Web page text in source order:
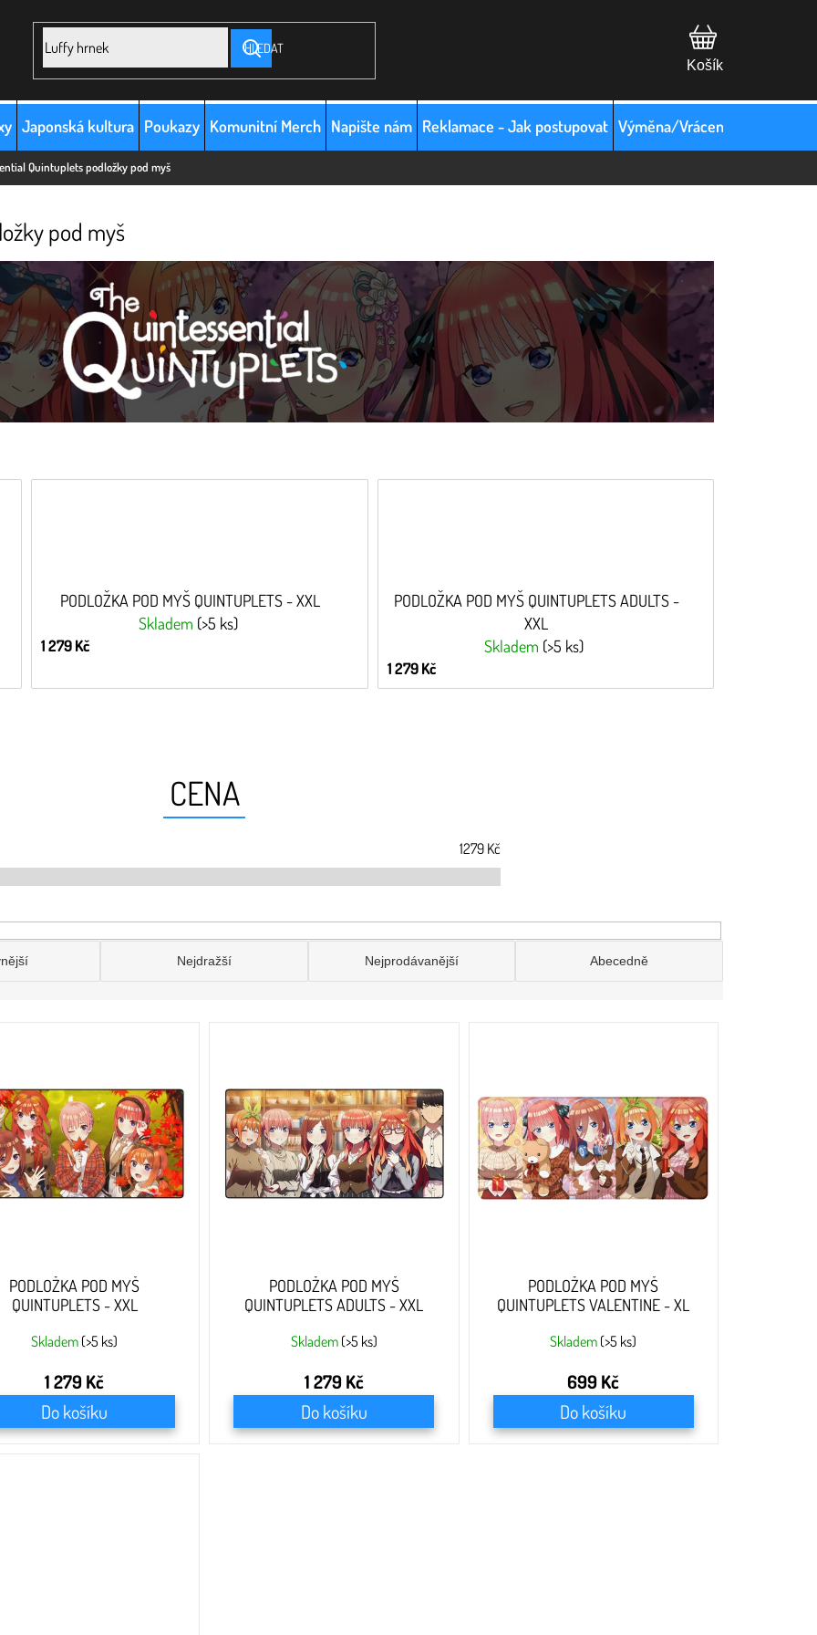
HLEDAT
Japonská kultura Poukazy Komunitní Merch Napište nám Reklamace - Jak postupovat Výměna/Vrácení zboží
Quintuplets podložky pod myš
pod myš
PODLOŽKA POD MYŠ QUINTUPLETS - XXL
Skladem (>5 ks)
1 279 Kč
PODLOŽKA POD MYŠ QUINTUPLETS ADULTS -
XXL
Skladem (>5 ks)
1 279 Kč
CENA
1279 Kč
Nejdražší Nejprodávanější Abecedně
PODLOŽKA POD MYŠ
QUINTUPLETS - XXL
Skladem (>5 ks)
1 279 Kč
Do košíku
PODLOŽKA POD MYŠ
QUINTUPLETS ADULTS - XXL
Skladem (>5 ks)
1 279 Kč
Do košíku
PODLOŽKA POD MYŠ
QUINTUPLETS VALENTINE - XL
Skladem (>5 ks)
699 Kč
Do košíku